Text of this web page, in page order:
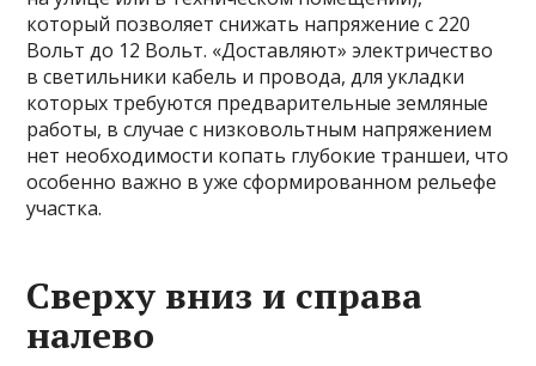
который позволяет снижать напряжение с 220
Вольт до 12 Вольт. «Доставляют» электричество
в светильники кабель и провода, для укладки
которых требуются предварительные земляные
работы, в случае с низковольтным напряжением
нет необходимости копать глубокие траншеи, что
особенно важно в уже сформированном рельефе
участка.
Сверху вниз и справа
налево